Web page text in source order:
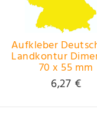
Aufkleber
Landkontur
70 x 55 mm
Deutschland
Olympia ~~~~~
6,27 €